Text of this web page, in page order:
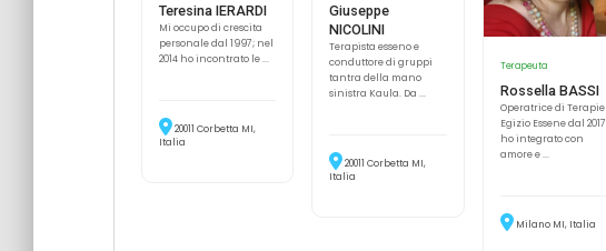
Teresina IERARDI
Mi occupo di crescita
personale dal 1997; nel
2014 ho incontrato le ...
20011 Corbetta MI,
Italia
Giuseppe
NICOLINI
Terapista esseno e
conduttore di gruppi
tantra della mano
sinistra Kaula. Da ...
20011 Corbetta MI,
Italia
Terapeuta
Rossella BASSI
Operatrice di Terapie
Egizio Essene dal 2017
ho integrato con
amore e ...
Milano MI, Italia